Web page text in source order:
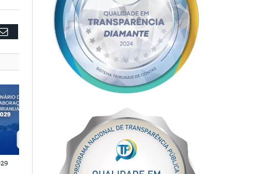
Email